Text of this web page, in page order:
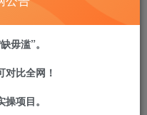
即梦AI实操演示，打通
作者
毋滥”。
比全网！
项目。